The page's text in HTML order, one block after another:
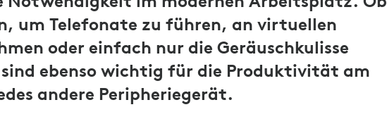
um Telefonate zu führen, an virtuellen
oder einfach nur die Geräuschkulisse
sind ebenso wichtig für die Produktivität am
andere Peripheriegerät.